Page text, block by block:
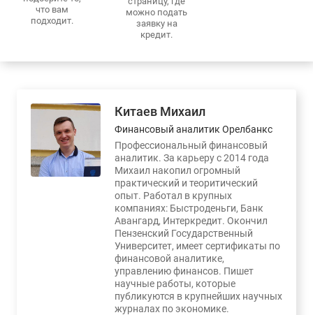
что вам
подходит.
можно подать
заявку на
кредит.
Китаев Михаил
Финансовый аналитик Орелбанкс
Профессиональный финансовый
аналитик. За карьеру с 2014 года
Михаил накопил огромный
практический и теоритический
опыт. Работал в крупных
компаниях: Быстроденьги, Банк
Авангард, Интеркредит. Окончил
Пензенский Государственный
Университет, имеет сертификаты по
финансовой аналитике,
управлению финансов. Пишет
научные работы, которые
публикуются в крупнейших научных
журналах по экономике.